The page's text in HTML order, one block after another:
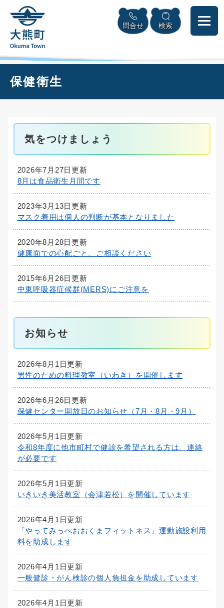
頭
メニューを飛ばして本文へ
問合せ 検索
保健衛生
気をつけましょう
2026年7月27日更新
8月は食品衛生月間です
2023年3月13日更新
マスク着用は個人の判断が基本となりました
2020年8月28日更新
健康面での心配ごと、ご相談ください
2015年6月26日更新
中東呼吸器症候群(MERS)にご注意を
お知らせ
2026年8月1日更新
男性のための料理教室（いわき）を開催します
2026年6月26日更新
保健センター開放日のお知らせ（7月・8月・9月）
2026年5月1日更新
令和8年度に他市町村で健診を希望される方は、連絡
が必要です
2026年5月1日更新
いきいき美活教室（会津若松）を開催しています
2026年4月1日更新
「やってみっぺおおくまフィットネス」運動施設利用
料を助成します
2026年4月1日更新
一般健診・がん検診の個人負担金を助成しています
2026年4月1日更新